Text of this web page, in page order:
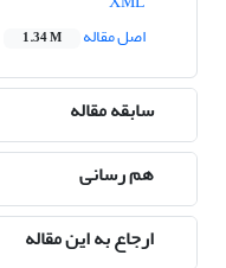
اصل مقاله
1.34 M
سابقه مقاله
هم رسانی
ارجاع به این مقاله